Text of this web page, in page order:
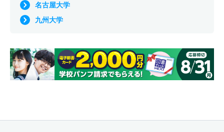
名古屋大学
九州大学